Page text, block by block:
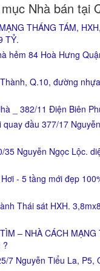
Nhà bán tại
THÁNG TÁM,
TỶ.
hẻm 84 Hoà Hưng
Q.10, đường
_ 382/11 Điện Biên
quay đầu 377/17
35 Nguyễn Ngọc Lộc.
- 5 tầng mới đẹp
Thái sát HXH.
– NHÀ CÁCH MẠNG
?
7 Nguyễn Tiểu La, P5,